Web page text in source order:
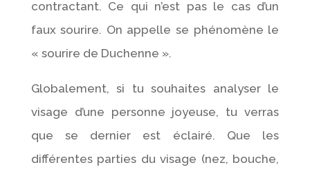
contractant. Ce qui n’est pas le cas d’un
faux sourire. On appelle se phénomène le
« sourire de Duchenne ».
Globalement, si tu souhaites analyser le
visage d’une personne joyeuse, tu verras
que se dernier est éclairé. Que les
différentes parties du visage (nez, bouche,